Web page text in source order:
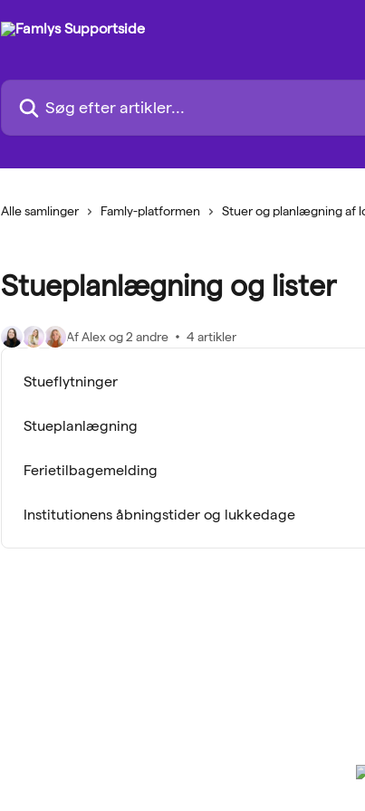
Søg efter artikler...
Alle samlinger Famly-platformen Stuer og planlægning af
Stueplanlægning og lister
Af Alex og 2 andre 4 artikler
Stueflytninger
Stueplanlægning
Ferietilbagemelding
Institutionens åbningstider og lukkedage